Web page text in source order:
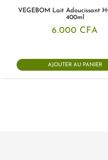
VEGEBOM Lait Adoucissant
400ml
6.000 CFA
AJOUTER AU PANIER